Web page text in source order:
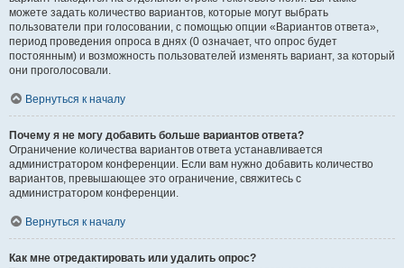
можете задать количество вариантов, которые могут выбрать
пользователи при голосовании, с помощью опции «Вариантов ответа»,
период проведения опроса в днях (0 означает, что опрос будет
постоянным) и возможность пользователей изменять вариант, за который
они проголосовали.
Вернуться к началу
Почему я не могу добавить больше вариантов ответа?
Ограничение количества вариантов ответа устанавливается
администратором конференции. Если вам нужно добавить количество
вариантов, превышающее это ограничение, свяжитесь с
администратором конференции.
Вернуться к началу
Как мне отредактировать или удалить опрос?